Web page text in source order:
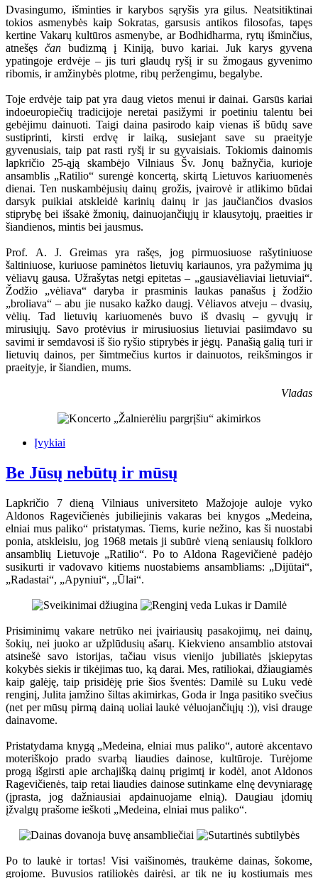
Dvasingumo, išminties ir karybos sąryšis yra gilus. Neatsitiktinai
tokios asmenybės kaip Sokratas, garsusis antikos filosofas, tapęs
kertine Vakarų kultūros asmenybe, ar Bodhidharma, rytų išminčius,
atnešęs čan budizmą į Kiniją, buvo kariai. Juk karys gyvena
ypatingoje erdvėje – jis turi glaudų ryšį ir su žmogaus gyvenimo
ribomis, ir amžinybės plotme, ribų peržengimu, begalybe.
Toje erdvėje taip pat yra daug vietos menui ir dainai. Garsūs kariai
indoeuropiečių tradicijoje neretai pasižymi ir poetiniu talentu bei
gebėjimu dainuoti. Taigi daina pasirodo kaip vienas iš būdų save
sustiprinti, kirsti erdvę ir laiką, susiejant save su praeityje
gyvenusiais, taip pat rasti ryšį ir su gyvaisiais. Tokiomis dainomis
lapkričio 25-ąją skambėjo Vilniaus Šv. Jonų bažnyčia, kurioje
ansamblis „Ratilio“ surengė koncertą, skirtą Lietuvos kariuomenės
dienai. Ten nuskambėjusių dainų grožis, įvairovė ir atlikimo būdai
darsyk puikiai atskleidė karinių dainų ir jas jaučiančios dvasios
stiprybę bei išsakė žmonių, dainuojančiųjų ir klausytojų, praeities ir
šiandienos, mintis bei jausmus.
Prof. A. J. Greimas yra rašęs, jog pirmuosiuose rašytiniuose
šaltiniuose, kuriuose paminėtos lietuvių kariaunos, yra pažymima jų
vėliavų gausa. Užrašytas netgi epitetas – „gausiavėliaviai lietuviai“.
Žodžio „vėliava“ daryba ir prasminis laukas panašus į žodžio
„broliava“ – abu jie nusako kažko daugį. Vėliavos atveju – dvasių,
vėlių. Tad lietuvių kariuomenės buvo iš dvasių – gyvųjų ir
mirusiųjų. Savo protėvius ir mirusiuosius lietuviai pasiimdavo su
savimi ir semdavosi iš šio ryšio stiprybės ir jėgų. Panašią galią turi ir
lietuvių dainos, per šimtmečius kurtos ir dainuotos, reikšmingos ir
praeityje, ir šiandien, mums.
Vladas
Įvykiai
Be Jūsų nebūtų ir mūsų
Lapkričio 7 dieną Vilniaus universiteto Mažojoje auloje vyko
Aldonos Ragevičienės jubiliejinis vakaras bei knygos „Medeina,
elniai mus paliko“ pristatymas. Tiems, kurie nežino, kas ši nuostabi
ponia, atskleisiu, jog 1968 metais ji subūrė vieną seniausių folkloro
ansamblių Lietuvoje „Ratilio“. Po to Aldona Ragevičienė padėjo
susikurti ir vadovavo kitiems nuostabiems ansambliams: „Dijūtai“,
„Radastai“, „Apyniui“, „Ūlai“.
Prisiminimų vakare netrūko nei įvairiausių pasakojimų, nei dainų,
šokių, nei juoko ar užplūdusių ašarų. Kiekvieno ansamblio atstovai
atsinešė savo istorijas, tačiau visus vienijo jubiliatės įskiepytas
kokybės siekis ir tikėjimas tuo, ką darai. Mes, ratiliokai, džiaugiamės
kaip galėję, taip prisidėję prie šios šventės: Damilė su Luku vedė
renginį, Julita įamžino šiltas akimirkas, Goda ir Inga pasitiko svečius
(net per mūsų pirmą dainą uoliai laukė vėluojančiųjų :)), visi drauge
dainavome.
Pristatydama knygą „Medeina, elniai mus paliko“, autorė akcentavo
moteriškojo prado svarbą liaudies dainose, kultūroje. Turėjome
progą išgirsti apie archajišką dainų prigimtį ir kodėl, anot Aldonos
Ragevičienės, taip retai liaudies dainose sutinkame elnę devyniaragę
(įprasta, jog dažniausiai apdainuojame elnią). Daugiau įdomių
įžvalgų prašome ieškoti „Medeina, elniai mus paliko“.
Po to laukė ir tortas! Visi vaišinomės, traukėme dainas, šokome,
grojome. Buvusios ratiliokės dairėsi, ar tik ne jų kostiumais mes